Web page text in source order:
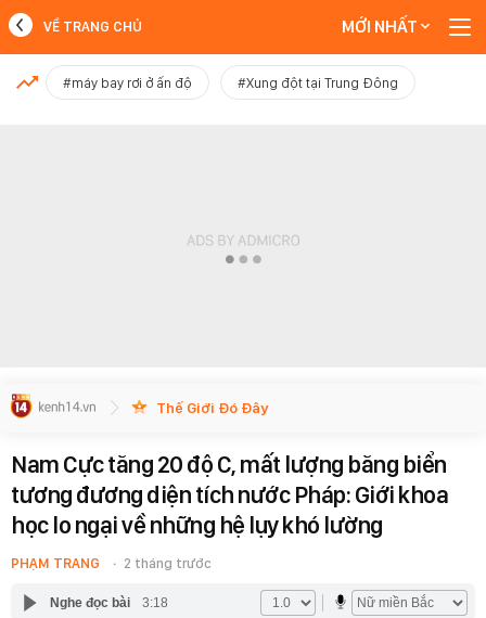
MỚI NHẤT
VỀ TRANG CHỦ MỚI NHẤT
#máy bay rơi ở ấn độ #Xung đột tại Trung Đông
Thế Giới Đó Đây
Nam Cực tăng 20 độ C, mất lượng băng biển
tương đương diện tích nước Pháp: Giới khoa
học lo ngại về những hệ lụy khó lường
PHẠM TRANG 2 tháng trước
Nghe đọc bài 3:18